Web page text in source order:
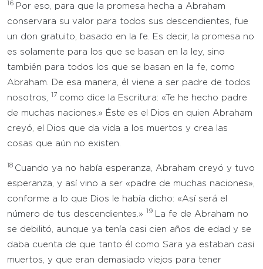
16 Por eso, para que la promesa hecha a Abraham
conservara su valor para todos sus descendientes, fue
un don gratuito, basado en la fe. Es decir, la promesa no
es solamente para los que se basan en la ley, sino
también para todos los que se basan en la fe, como
Abraham. De esa manera, él viene a ser padre de todos
nosotros,
17 como dice la Escritura: «Te he hecho padre
de muchas naciones.» Éste es el Dios en quien Abraham
creyó, el Dios que da vida a los muertos y crea las
cosas que aún no existen.
18 Cuando ya no había esperanza, Abraham creyó y tuvo
esperanza, y así vino a ser «padre de muchas naciones»,
conforme a lo que Dios le había dicho: «Así será el
número de tus descendientes.»
19
La fe de Abraham no
se debilitó, aunque ya tenía casi cien años de edad y se
daba cuenta de que tanto él como Sara ya estaban casi
muertos, y que eran demasiado viejos para tener